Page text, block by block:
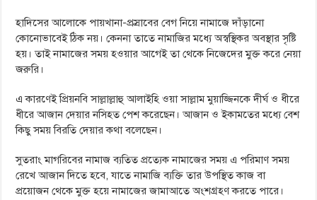
হাদিসের আলোকে পায়খানা-প্রস্রাবের বেগ নিয়ে নামাজে দাঁড়ানো
কোনোভাবেই ঠিক নয়। কেননা তাতে নামাজির মধ্যে অস্বস্থিকর অবস্থার সৃষ্টি
হয়। তাই নামাজের সময় হওয়ার আগেই তা থেকে নিজেদের মুক্ত করে নেয়া
জরুরি।
এ কারণেই প্রিয়নবি সাল্লাল্লাহু আলাইহি ওয়া সাল্লাম মুয়াজ্জিনকে দীর্ঘ ও ধীরে
ধীরে আজান দেয়ার নসিহত পেশ করেছেন। আজান ও ইকামতের মধ্যে বেশ
কিছু সময় বিরতি দেয়ার কথা বলেছেন।
সুতরাং মাগরিবের নামাজ ব্যতিত প্রত্যেক নামাজের সময় এ পরিমাণ সময়
রেখে আজান দিতে হবে, যাতে নামাজি ব্যক্তি তার উপস্থিত কাজ বা
প্রয়োজন থেকে মুক্ত হয়ে নামাজের জামাআতে অংশগ্রহণ করতে পারে।